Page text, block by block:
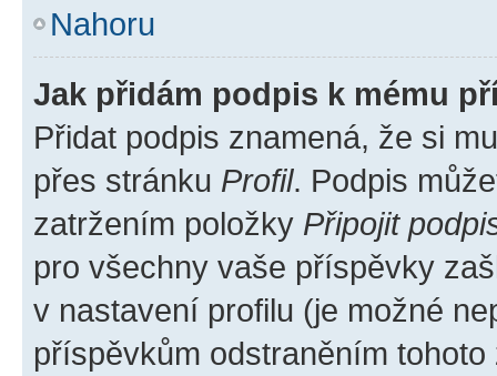
Nahoru
Jak přidám podpis k mému
Přidat podpis znamená, že si
přes stránku Profil. Podpis
zatržením položky Připojit
pro všechny vaše příspěvky
v nastavení profilu (je možné
příspěvkům odstraněním